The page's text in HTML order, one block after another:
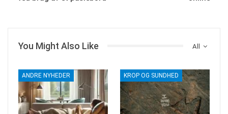
All
You Might Also Like
ANDRE NYHEDER KROP OG SUNDHED